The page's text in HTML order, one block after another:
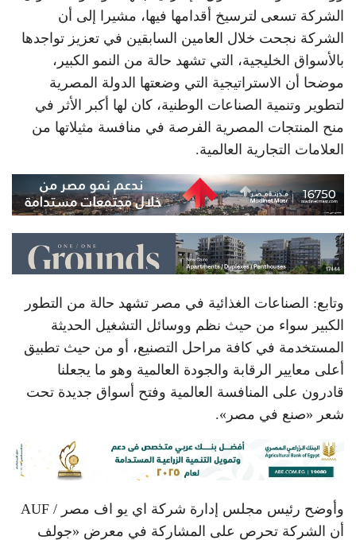
الشركة تسعى لترسيخ أقدامها فيها، مشيرا إلى أن
الشركة نجحت خلال العامين السابقين في تعزيز تواجدها
بالأسواق الخليجية، التي تشهد حالة من النمو الكبير،
موضحا أن الاستراتيجية التي وضعتها الدولة المصرية
لتطوير وتنمية الصناعات الوطنية، كان لها أكبر الأثر في
منح المنتجات المصرية الفرصة في منافسة مثيلاتها من
العلامات التجارية العالمية.
وتابع: الصناعات الغذائية في مصر تشهد حالة من التطور
الكبير سواء من حيث نظم ووسائل التشغيل الحديثة
المستخدمة في كافة مراحل التصنيع، أو من حيث تطبيق
أعلى معايير الرقابة والجودة العالمية وهو ما يجعلنا
قادرون على المنافسة العالمية وفتح أسواق جديدة تحت
شعر «صنع في مصر».
وأوضح رئيس مجلس إدارة شركة اي يو اف مصر / AUF
أن الشركة تحرص على المشاركة في معرض «جولف